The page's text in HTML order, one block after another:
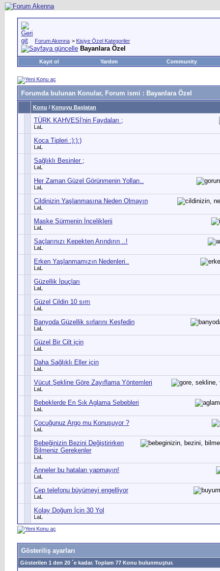
Forum Akenna > Kişiye Özel Kategoriler
Bayanlara Özel
Kayıt ol Yardım Community
Forumda bulunan Konular, Forum ismi : Bayanlara Özel
Konu / Konuyu Başlatan
TÜRK KAHVESİ'nin Faydaları ;
LaL
Koca Tipleri :):):)
LaL
Sağlıklı Besinler ;
LaL
Her Zaman Güzel Görünmenin Yolları..
LaL
Cildinizin Yaşlanmasına Neden Olmayın
LaL
Maske Sürmenin İnceliklerii
LaL
Saçlarınızı Kepekten Arındırın ..!
LaL
Erken Yaşlanmamızın Nedenleri..
LaL
Güzellik İpuçları
LaL
Güzel Cildin 10 sırrı
LaL
Banyoda Güzellik sırlarını Keşfedin
LaL
Güzel Bir Cilt için
LaL
Daha Sağlıklı Eller için
LaL
Vücut Şekline Göre Zayıflama Yöntemleri
LaL
Bebeklerde En Sık Aglama Sebebleri
LaL
Çocuğunuz Argo mu Konuşuyor ?
LaL
Bebeğinizin Bezini Değiştirirken
Bilmeniz Gerekenler
LaL
Anneler bu hataları yapmayın!
LaL
Cep telefonu büyümeyi engelliyor
LaL
Kolay Doğum İçin 30 Yol
LaL
Gösteriliş ayarları
Gösterilen 1 den 20 ´e kadar. Toplam 77 Konu bulunmuştur.